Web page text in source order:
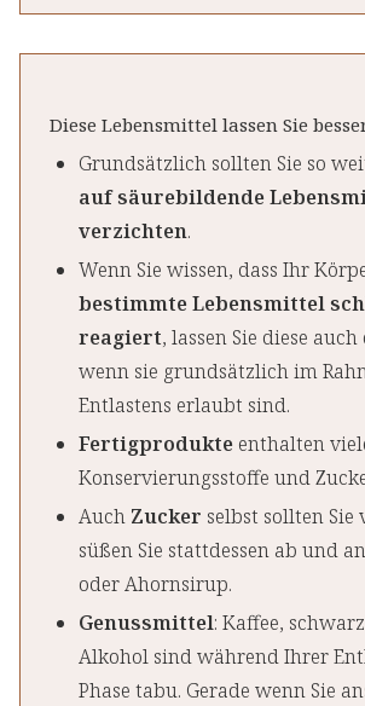
Diese Lebensmittel lassen Sie
Grundsätzlich sollten Sie so
auf säurebildende
verzichten.
Wenn Sie wissen, dass Ihr
bestimmte Lebensmittel
reagiert, lassen Sie diese
wenn sie grundsätzlich im
Entlastens erlaubt sind.
Fertigprodukte enthalten
Konservierungsstoffe und
Auch Zucker selbst sollten Sie
süßen Sie stattdessen ab und
oder Ahornsirup.
Genussmittel: Kaffee,
Alkohol sind während Ihrer
Phase tabu. Gerade wenn Sie